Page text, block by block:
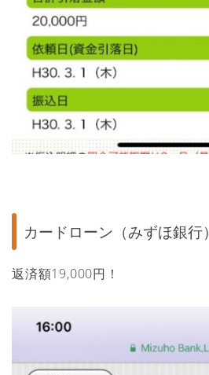
カードローン（みずほ銀行）
返済額19,000円！